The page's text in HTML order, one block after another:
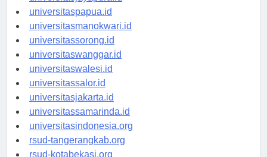
universitasjayapura.id
universitaspapua.id
universitasmanokwari.id
universitassorong.id
universitaswanggar.id
universitaswalesi.id
universitassalor.id
universitasjakarta.id
universitassamarinda.id
universitasindonesia.org
rsud-tangerangkab.org